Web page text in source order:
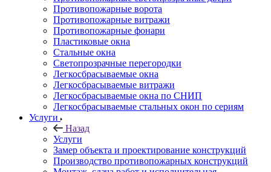
Противопожарные ворота
Противопожарные витражи
Противопожарные фонари
Пластиковые окна
Стальные окна
Светопрозрачные перегородки
Легкосбрасываемые окна
Легкосбрасываемые витражи
Легкосбрасываемые окна по СНИП
Легкосбрасываемые стальных окон по сериям
Услуги
Назад
Услуги
Замер объекта и проектирование конструкций
Производство противопожарных конструкций